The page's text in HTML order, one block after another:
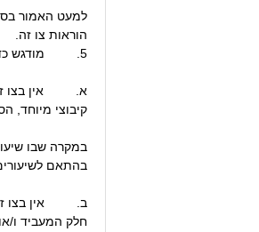
למעט האמור
הוראות צו זה.
5. מודגש כדלקמן:
א. אין בצו זה
קיבוצי מיוחד,
בהתאם
חלק המעביד ו/